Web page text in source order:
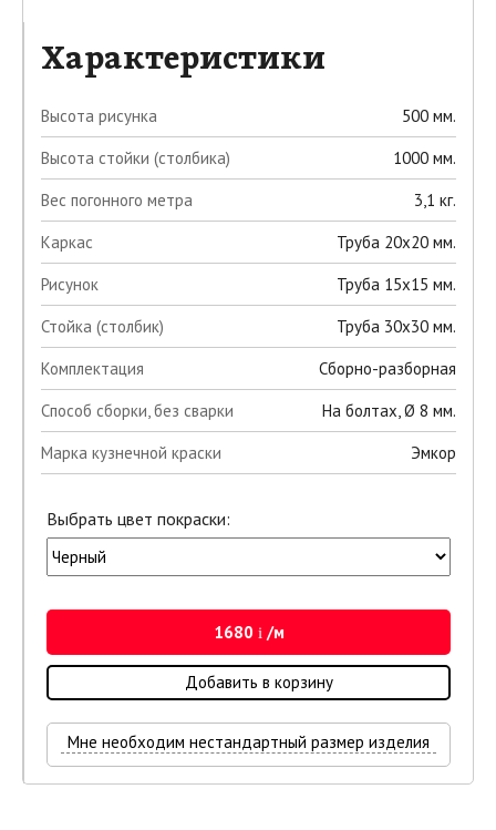
Характеристики
Высота рисунка
500 мм.
Высота стойки (столбика)
1000 мм.
Вес погонного метра
3,1 кг.
Каркас
Труба 20х20 мм.
Рисунок
Труба 15х15 мм.
Стойка (столбик)
Труба 30х30 мм.
Комплектация
Сборно-разборная
Способ сборки, без сварки
На болтах, Ø 8 мм.
Марка кузнечной краски
Эмкор
Выбрать цвет покраски:
1680 i/м
Добавить в корзину
Мне необходим нестандартный размер изделия